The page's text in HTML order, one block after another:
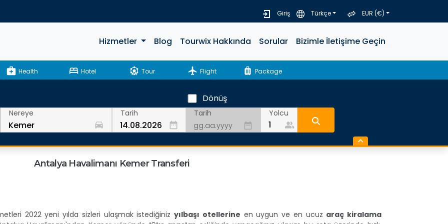
Giriş Türkçe EUR (€)
Hizmetler Blog Tourwix Hakkında Sorular Bizimle İletişime Geçin
medical_services Health bed Hotel attractions Tour flight Flight luggage Package
Nereye
drive_eta
Tarih
date_range
Dönüş
Tarih
date_range
Yolcu
people_alt
Antalya Havalimanı Kemer Transferi
2022 yeni yılda sizleri ulaşmak istediğinizyılbaşı otellerine en uygun ve en ucuz araç kiralama